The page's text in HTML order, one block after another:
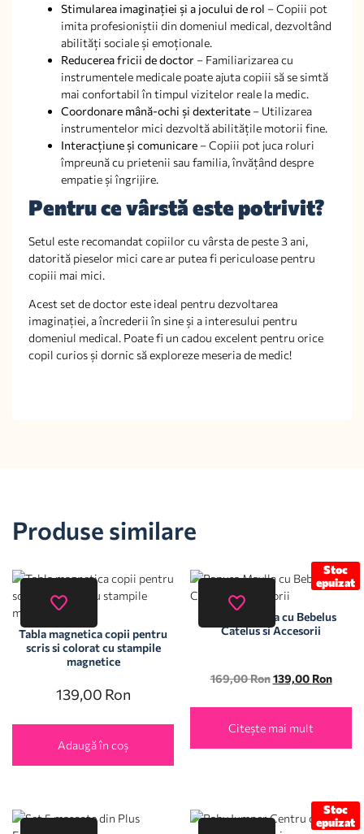
Stimularea imaginației și a jocului de rol – Copiii pot
imita profesioniștii din domeniul medical, dezvoltând
abilități sociale și emoționale.
Reducerea fricii de doctor – Familiarizarea cu
instrumentele medicale poate ajuta copiii să se simtă
mai confortabil în timpul vizitelor reale la medic.
Coordonare mână-ochi și dexteritate – Utilizarea
instrumentelor mici dezvoltă abilitățile motorii fine.
Interacțiune și comunicare – Copiii pot juca roluri
împreună cu prietenii sau familia, învățând despre
empatie și îngrijire.
Pentru ce vârstă este potrivit?
Setul este recomandat copiilor cu vârsta de peste 3 ani,
datorită pieselor mici care ar putea fi periculoase pentru
copiii mai mici.
Acest set de doctor este ideal pentru dezvoltarea
imaginației, a încrederii în sine și a interesului pentru
domeniul medical. Poate fi un cadou excelent pentru orice
copil curios și dornic să exploreze meseria de medic!
Produse similare
Tabla magnetica copii pentru
scris si colorat cu stampile
magnetice
139,00 Ron
Adaugă în coș
Stoc
epuizat
Papusa Maylla cu Bebelus
Catelus si Accesorii
169,00Ron 139,00 Ron
Citește mai mult
Stoc
epuizat